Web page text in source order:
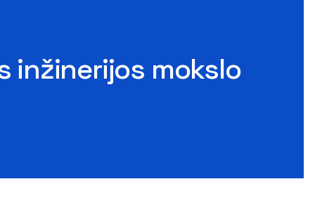
inžinerijos mokslo